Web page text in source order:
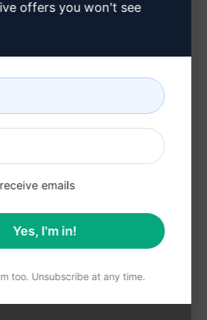
ズや要件に合った出力を提供する
。
に適したコンテンツを生成するこ
や要件に合った最適なプロンプト
収集により、より適切な出力を提供
望に沿ったカスタマイズされたコン
ます。
offers you won't see
emails
Yes, I'm in!
too. Unsubscribe at any time.